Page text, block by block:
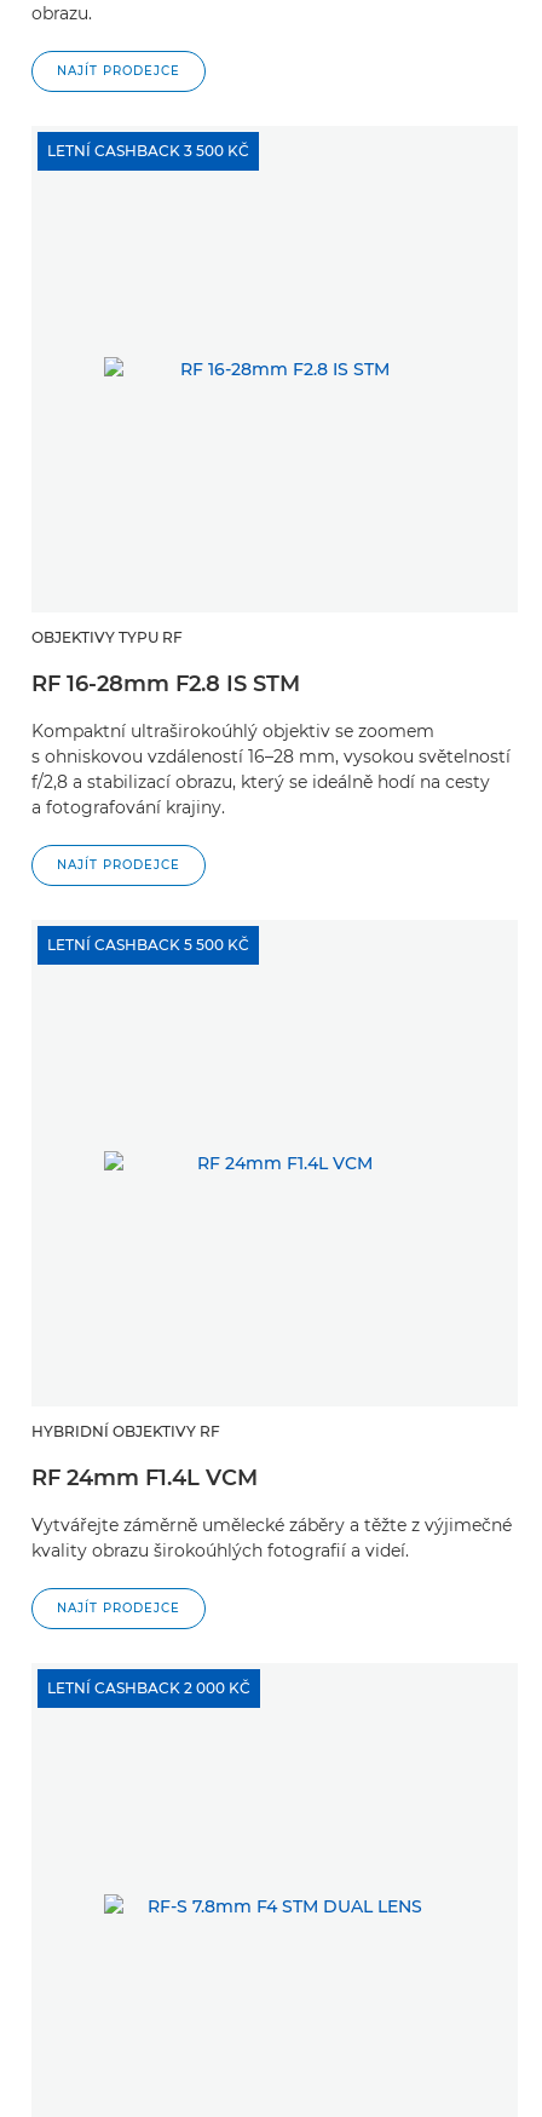
obrazu.
NAJÍT PRODEJCE
LETNÍ CASHBACK 3 500 KČ
OBJEKTIVY TYPU RF
RF 16-28mm F2.8 IS STM
Kompaktní ultraširokoúhlý objektiv se zoomem
s ohniskovou vzdáleností 16–28 mm, vysokou světelností
f/2,8 a stabilizací obrazu, který se ideálně hodí na cesty
a fotografování krajiny.
NAJÍT PRODEJCE
LETNÍ CASHBACK 5 500 KČ
HYBRIDNÍ OBJEKTIVY RF
RF 24mm F1.4L VCM
Vytvářejte záměrně umělecké záběry a těžte z výjimečné
kvality obrazu širokoúhlých fotografií a videí.
NAJÍT PRODEJCE
LETNÍ CASHBACK 2 000 KČ